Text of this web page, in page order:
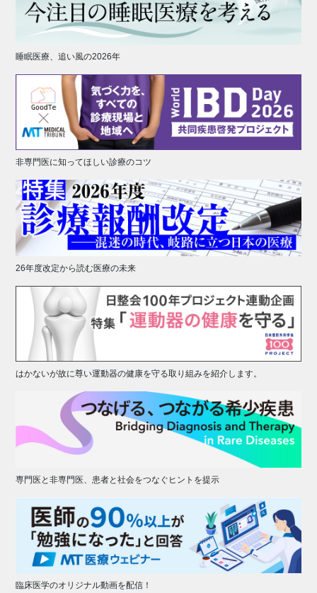
睡眠医療、追い風の2026年
非専門医に知ってほしい診療のコツ
26年度改定から読む医療の未来
はかないが故に尊い運動器の健康を守る取り組みを紹介します。
専門医と非専門医、患者と社会をつなぐヒントを提示
臨床医学のオリジナル動画を配信！